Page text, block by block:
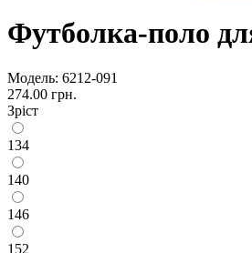
Футболка-поло
Модель: 6212-091
274.00 грн.
Зріст
134
140
146
152